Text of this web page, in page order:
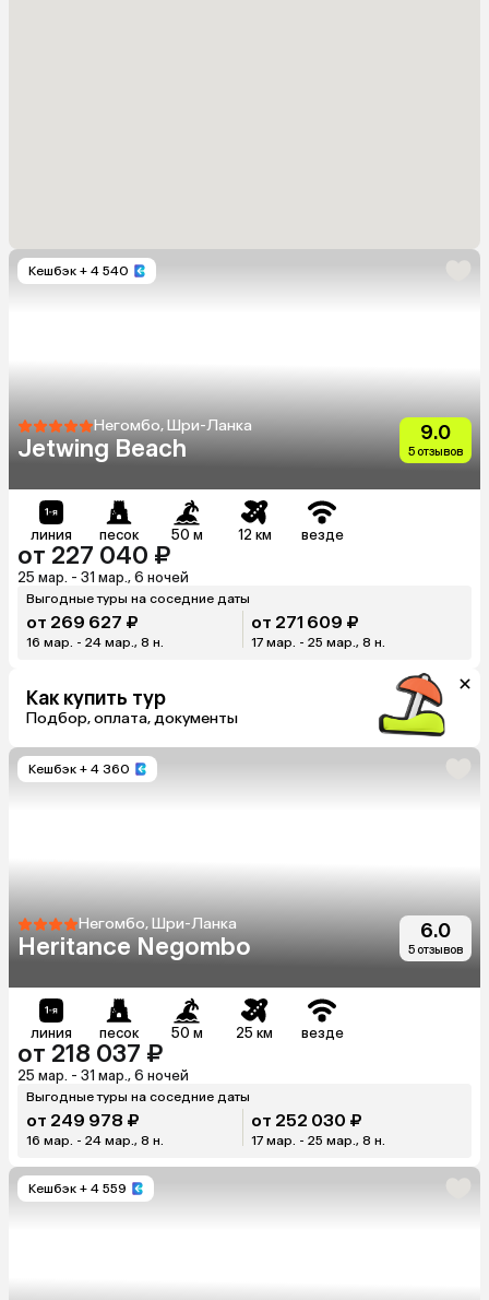
Кешбэк + 4 540
Негомбо, Шри-Ланка
Jetwing Beach
9.0
5 отзывов
линия песок 50 м 12 км везде
от 227 040 ₽
25 мар. - 31 мар., 6 ночей
Выгодные туры на соседние даты
от 269 627 ₽
16 мар. - 24 мар., 8 н.
от 271 609 ₽
17 мар. - 25 мар., 8 н.
Как купить тур
Подбор, оплата, документы
Кешбэк + 4 360
Негомбо, Шри-Ланка
Heritance Negombo
6.0
5 отзывов
линия песок 50 м 25 км везде
от 218 037 ₽
25 мар. - 31 мар., 6 ночей
Выгодные туры на соседние даты
от 249 978 ₽
16 мар. - 24 мар., 8 н.
от 252 030 ₽
17 мар. - 25 мар., 8 н.
Кешбэк + 4 559